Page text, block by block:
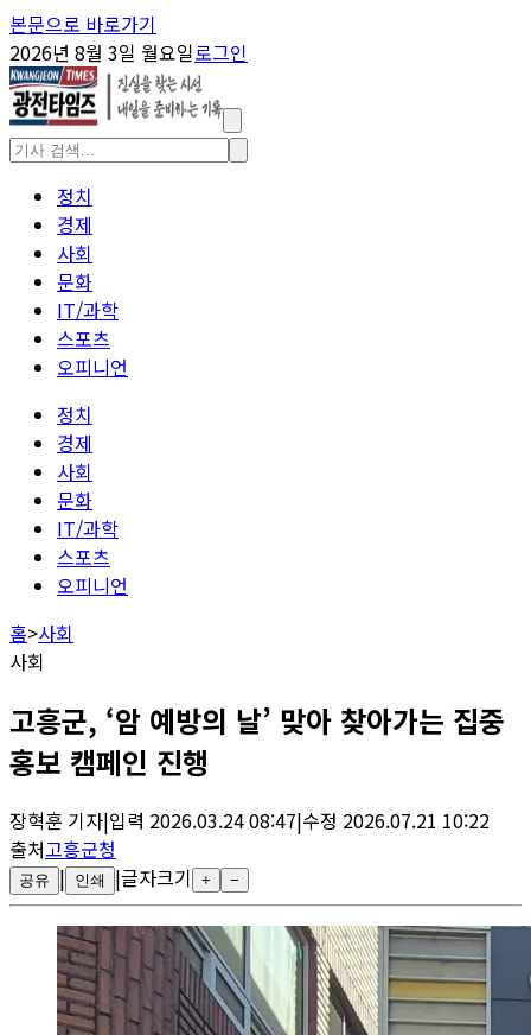
본문으로 바로가기
2026년 8월 3일 월요일로그인
정치
경제
사회
문화
IT/과학
스포츠
오피니언
정치
경제
사회
문화
IT/과학
스포츠
오피니언
홈>사회
사회
고흥군, ‘암 예방의 날’ 맞아 찾아가는 집중
홍보 캠페인 진행
장혁훈 기자|입력 2026.03.24 08:47|수정 2026.07.21 10:22
출처고흥군청
공유 | 인쇄 |글자크기 + −